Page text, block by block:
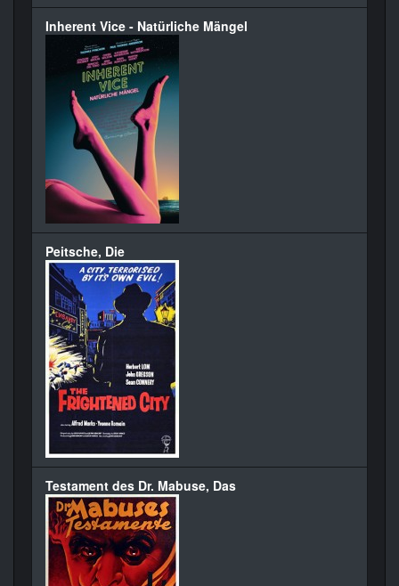
Inherent Vice - Natürliche Mängel
Peitsche, Die
Testament des Dr. Mabuse, Das